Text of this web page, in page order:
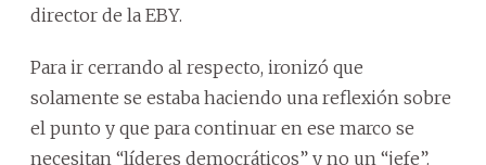
director de la EBY.
Para ir cerrando al respecto, ironizó que
solamente se estaba haciendo una reflexión sobre
el punto y que para continuar en ese marco se
necesitan “líderes democráticos” y no un “jefe”.